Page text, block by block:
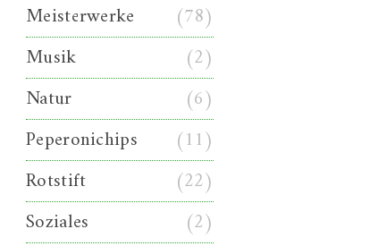
Meisterwerke
(78)
Musik
(2)
Natur
(6)
Peperonichips
(11)
Rotstift
(22)
Soziales
(2)